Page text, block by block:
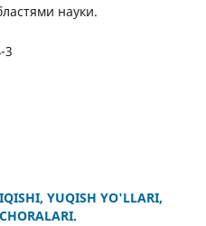
науки.
3
YUQISH YO'LLARI,